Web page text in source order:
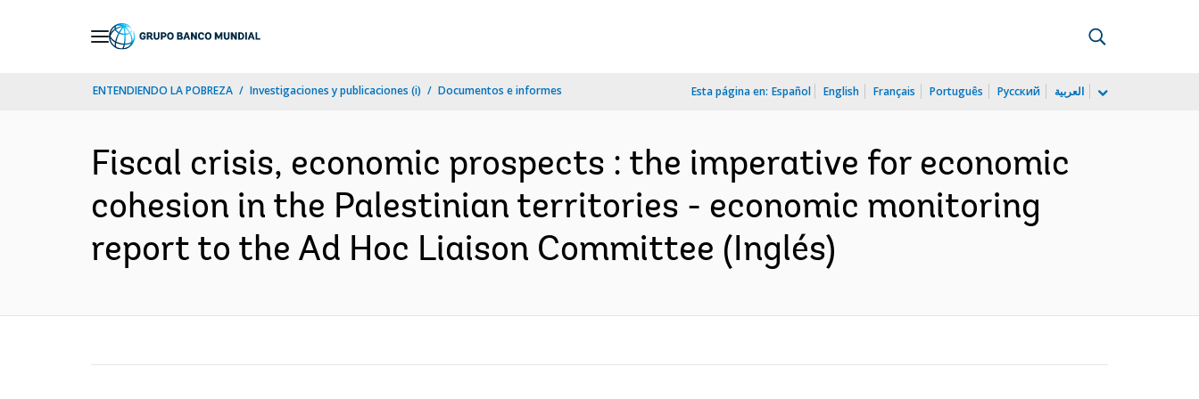
ENTENDIENDO LA POBREZA Investigaciones y publicaciones (i) Documentos e informes Esta página en: Español English Français Português Русский العربية
Fiscal crisis, economic prospects : the imperative for economic
cohesion in the Palestinian territories - economic monitoring
report to the Ad Hoc Liaison Committee (Inglés)